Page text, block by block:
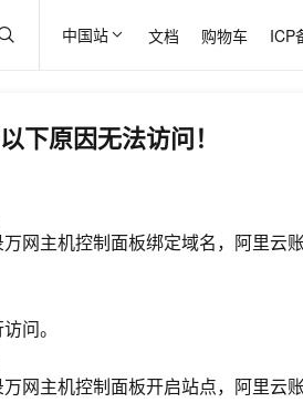
中国站 文档 购物车 ICP
下原因无法访问！
网主机控制面板绑定域名，阿里云
问。
网主机控制面板开启站点，阿里云